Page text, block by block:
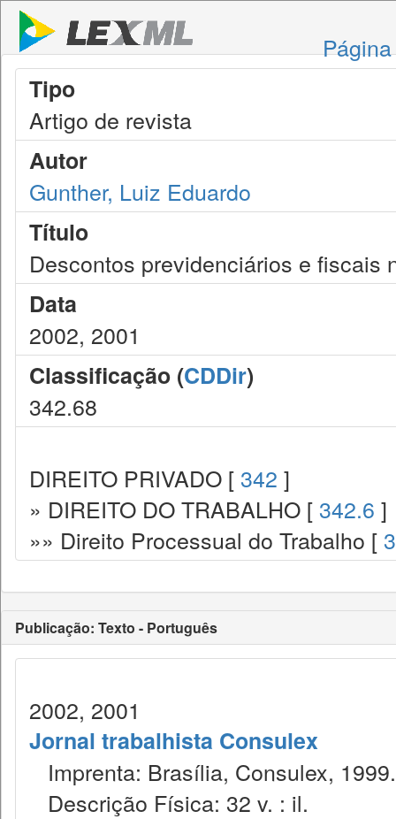
Tipo
Artigo de revista
Autor
Gunther, Luiz Eduardo
Título
Descontos previdenciários e fiscais
Data
2002, 2001
Classificação (CDDir)
342.68
DIREITO PRIVADO [ 342 ]
» DIREITO DO TRABALHO [ 342.6 ]
»» Direito Processual do Trabalho [
Publicação: Texto - Português
2002, 2001
Jornal trabalhista Consulex
Imprenta: Brasília, Consulex, 1999.
Descrição Física: 32 v. : il.